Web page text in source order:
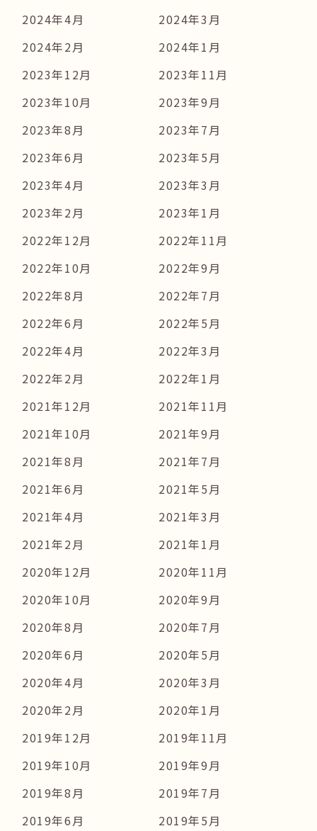
2024年4月
2024年3月
2024年2月
2024年1月
2023年12月
2023年11月
2023年10月
2023年9月
2023年8月
2023年7月
2023年6月
2023年5月
2023年4月
2023年3月
2023年2月
2023年1月
2022年12月
2022年11月
2022年10月
2022年9月
2022年8月
2022年7月
2022年6月
2022年5月
2022年4月
2022年3月
2022年2月
2022年1月
2021年12月
2021年11月
2021年10月
2021年9月
2021年8月
2021年7月
2021年6月
2021年5月
2021年4月
2021年3月
2021年2月
2021年1月
2020年12月
2020年11月
2020年10月
2020年9月
2020年8月
2020年7月
2020年6月
2020年5月
2020年4月
2020年3月
2020年2月
2020年1月
2019年12月
2019年11月
2019年10月
2019年9月
2019年8月
2019年7月
2019年6月
2019年5月